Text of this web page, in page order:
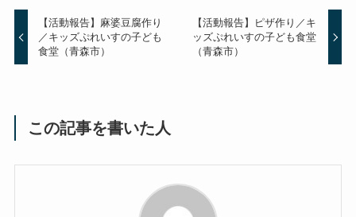
【活動報告】麻婆豆腐作り
／キッズぷれいすの子ども
食堂（青森市）
【活動報告】ピザ作り／キ
ッズぷれいすの子ども食堂
（青森市）
この記事を書いた人